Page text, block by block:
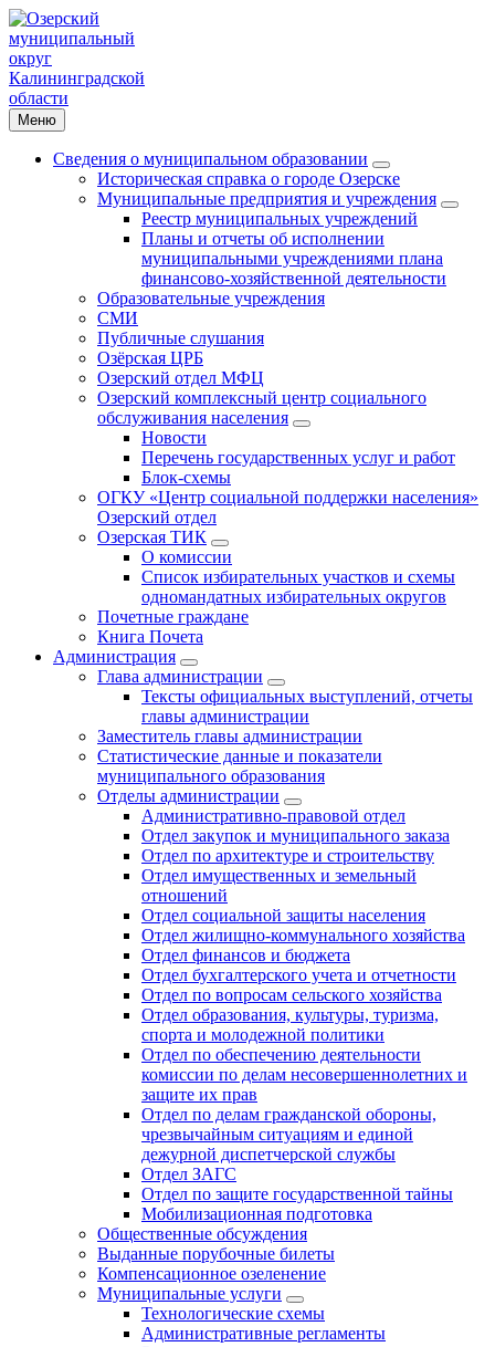
Меню
Сведения о муниципальном образовании
Историческая справка о городе Озерске
Муниципальные предприятия и учреждения
Реестр муниципальных учреждений
Планы и отчеты об исполнении
муниципальными учреждениями плана
финансово-хозяйственной деятельности
Образовательные учреждения
СМИ
Публичные слушания
Озёрская ЦРБ
Озерский отдел МФЦ
Озерский комплексный центр социального
обслуживания населения
Новости
Перечень государственных услуг и работ
Блок-схемы
ОГКУ «Центр социальной поддержки населения»
Озерский отдел
Озерская ТИК
О комиссии
Список избирательных участков и схемы
одномандатных избирательных округов
Почетные граждане
Книга Почета
Администрация
Глава администрации
Тексты официальных выступлений, отчеты
главы администрации
Заместитель главы администрации
Статистические данные и показатели
муниципального образования
Отделы администрации
Административно-правовой отдел
Отдел закупок и муниципального заказа
Отдел по архитектуре и строительству
Отдел имущественных и земельный
отношений
Отдел социальной защиты населения
Отдел жилищно-коммунального хозяйства
Отдел финансов и бюджета
Отдел бухгалтерского учета и отчетности
Отдел по вопросам сельского хозяйства
Отдел образования, культуры, туризма,
спорта и молодежной политики
Отдел по обеспечению деятельности
комиссии по делам несовершеннолетних и
защите их прав
Отдел по делам гражданской обороны,
чрезвычайным ситуациям и единой
дежурной диспетчерской службы
Отдел ЗАГС
Отдел по защите государственной тайны
Мобилизационная подготовка
Общественные обсуждения
Выданные порубочные билеты
Компенсационное озеленение
Муниципальные услуги
Технологические схемы
Административные регламенты